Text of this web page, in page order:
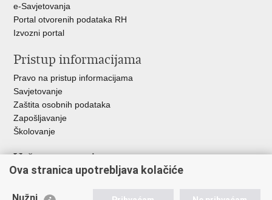
e-Savjetovanja
Portal otvorenih podataka RH
Izvozni portal
Pristup informacijama
Pravo na pristup informacijama
Savjetovanje
Zaštita osobnih podataka
Zapošljavanje
Školovanje
Važne poveznice
Ministarstvo unutarnjih poslova
Ova stranica upotrebljava kolačiće